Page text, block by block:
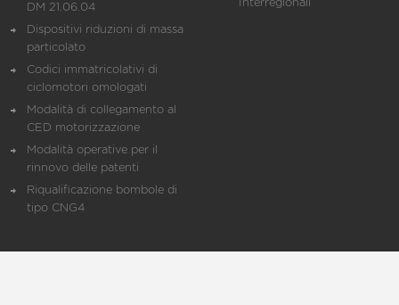
DM 21.06.04
Dispositivi riduzioni di massa
particolato
Codici immatricolativi di
ciclomotori omologati
Modalità di collegamento al
CED motorizzazione
Modalità operative per il
rinnovo delle patenti
Riqualificazione bombole di
tipo CNG4
Interregionali